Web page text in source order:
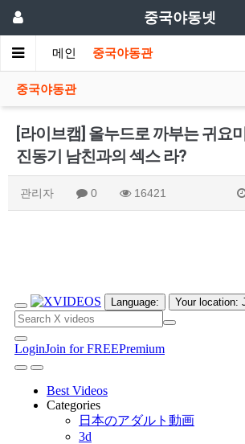
중국야동넷
메인 중국야동관
중국야동관
[라이브캠] 올누드로 까부는 귀요
진동기 남친과의 섹스 라?
관리자 0 16421